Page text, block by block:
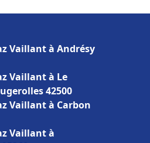
Vaillant à Andrésy
Vaillant à Le
42500
Vaillant à Carbon
Vaillant à